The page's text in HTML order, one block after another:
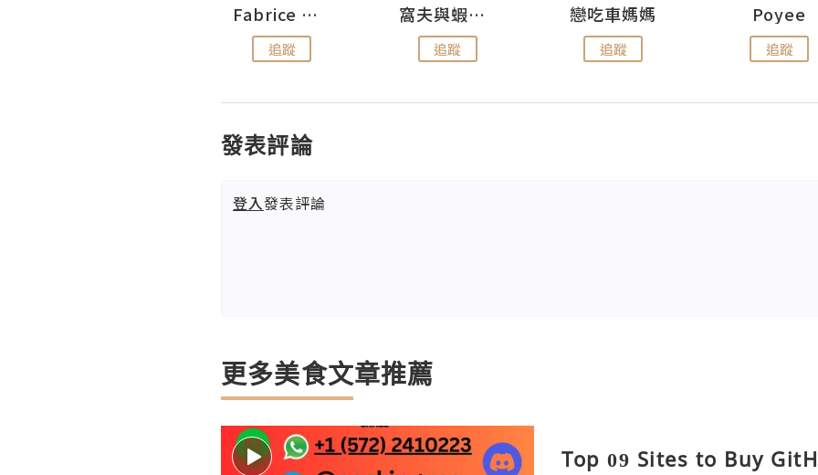
Fabrice 嚐味
追蹤
窩夫與蝦子餅
追蹤
戀吃車媽媽
追蹤
Poyee
追蹤
發表評論
登入發表評論
更多美食文章推薦
Top 09 Sites to Buy